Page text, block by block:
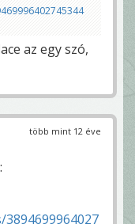
az egy szó,
több mint 12 éve